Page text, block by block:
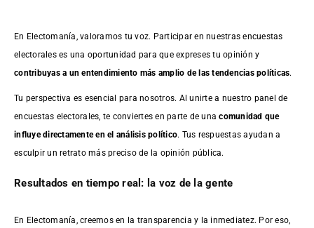
En Electomanía, valoramos tu voz. Participar en nuestras encuestas
electorales es una oportunidad para que expreses tu opinión y
contribuyas a un entendimiento más amplio de las tendencias políticas.
Tu perspectiva es esencial para nosotros. Al unirte a nuestro panel de
encuestas electorales, te conviertes en parte de unacomunidad que
influye directamente en el análisis político. Tus respuestas ayudan a
esculpir un retrato más preciso de la opinión pública.
Resultados en tiempo real: la voz de la gente
En Electomanía, creemos en la transparencia y la inmediatez. Por eso,